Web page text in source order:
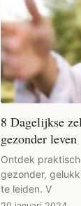
8 Dagelijkse
gezonder leven
Ontdek
gezonder,
te leiden. V